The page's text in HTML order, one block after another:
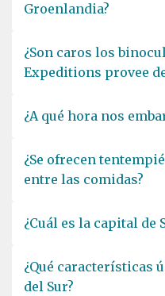
Groenlandia?
¿Son caros los
Expeditions provee
¿A qué hora nos
¿Se ofrecen
entre las comidas?
¿Cuál es la capital de
¿Qué características
del Sur?